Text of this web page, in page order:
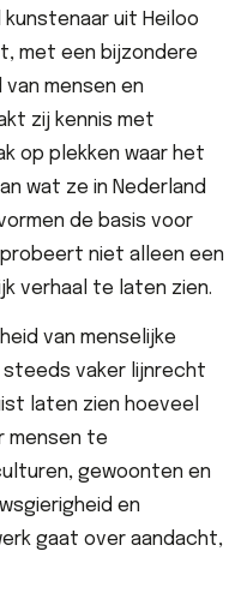
kunstenaar uit Heiloo
met een bijzondere
mensen en
zij kennis met
op plekken waar het
wat ze in Nederland
de basis voor
niet alleen een
verhaal te laten zien.
van menselijke
steeds vaker lijnrecht
laten zien hoeveel
mensen te
gewoonten en
en
gaat over aandacht,